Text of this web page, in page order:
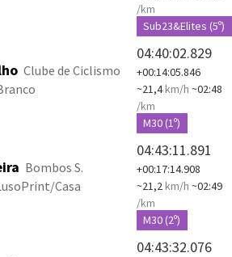
/km
Sub23&Elites (5º)
Clube de Ciclismo
04:40:02.829
+00:14:05.846
~21,4km/h ~02:48
/km
M30 (1º)
Bombos S.
Casa
04:43:11.891
+00:17:14.908
~21,2km/h ~02:49
/km
M30 (2º)
04:43:32.076